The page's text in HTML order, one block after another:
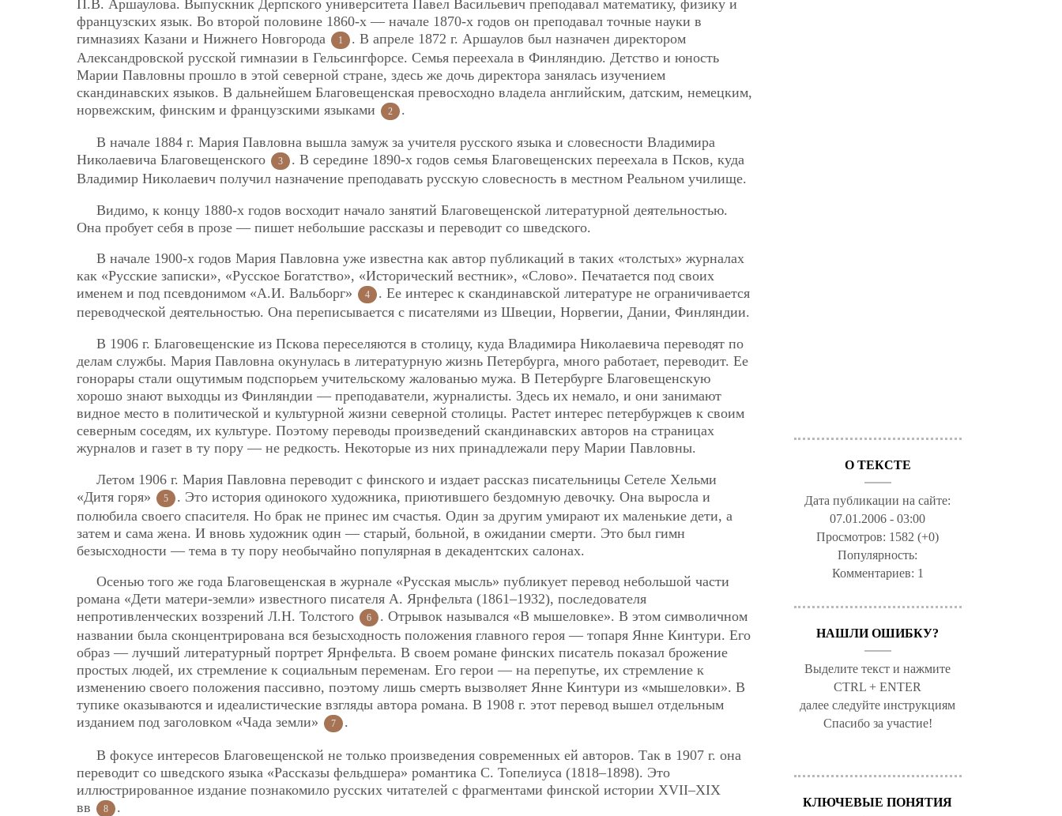
П.В. Аршаулова. Выпускник Дерпского университета Павел Васильевич преподавал математику, физику и
французских язык. Во второй половине 1860-х — начале 1870-х годов он преподавал точные науки в
гимназиях Казани и Нижнего Новгорода
1
. В апреле 1872 г. Аршаулов был назначен директором
Александровской русской гимназии в Гельсингфорсе. Семья переехала в Финляндию. Детство и юность
Марии Павловны прошло в этой северной стране, здесь же дочь директора занялась изучением
скандинавских языков. В дальнейшем Благовещенская превосходно владела английским, датским, немецким,
норвежским, финским и французскими языками
2 .
В начале 1884 г. Мария Павловна вышла замуж за учителя русского языка и словесности Владимира
Николаевича Благовещенского
3 . В середине 1890-х годов семья Благовещенских переехала в Псков, куда
Владимир Николаевич получил назначение преподавать русскую словесность в местном Реальном училище.
Видимо, к концу 1880-х годов восходит начало занятий Благовещенской литературной деятельностью.
Она пробует себя в прозе — пишет небольшие рассказы и переводит со шведского.
В начале 1900-х годов Мария Павловна уже известна как автор публикаций в таких «толстых» журналах
как «Русские записки», «Русское Богатство», «Исторический вестник», «Слово». Печатается под своих
именем и под псевдонимом «А.И. Вальборг»
4
. Ее интерес к скандинавской литературе не ограничивается
переводческой деятельностью. Она переписывается с писателями из Швеции, Норвегии, Дании, Финляндии.
В 1906 г. Благовещенские из Пскова переселяются в столицу, куда Владимира Николаевича переводят по
делам службы. Мария Павловна окунулась в литературную жизнь Петербурга, много работает, переводит. Ее
гонорары стали ощутимым подспорьем учительскому жалованью мужа. В Петербурге Благовещенскую
хорошо знают выходцы из Финляндии — преподаватели, журналисты. Здесь их немало, и они занимают
видное место в политической и культурной жизни северной столицы. Растет интерес петербуржцев к своим
северным соседям, их культуре. Поэтому переводы произведений скандинавских авторов на страницах
журналов и газет в ту пору — не редкость. Некоторые из них принадлежали перу Марии Павловны.
Летом 1906 г. Мария Павловна переводит с финского и издает рассказ писательницы Сетеле Хельми
«Дитя горя»
5
. Это история одинокого художника, приютившего бездомную девочку. Она выросла и
полюбила своего спасителя. Но брак не принес им счастья. Один за другим умирают их маленькие дети, а
затем и сама жена. И вновь художник один — старый, больной, в ожидании смерти. Это был гимн
безысходности — тема в ту пору необычайно популярная в декадентских салонах.
Осенью того же года Благовещенская в журнале «Русская мысль» публикует перевод небольшой части
романа «Дети матери-земли» известного писателя А. Ярнфельта (1861–1932), последователя
непротивленческих воззрений Л.Н. Толстого
6
. Отрывок назывался «В мышеловке». В этом символичном
названии была сконцентрирована вся безысходность положения главного героя — топаря Янне Кинтури. Его
образ — лучший литературный портрет Ярнфельта. В своем романе финских писатель показал брожение
простых людей, их стремление к социальным переменам. Его герои — на перепутье, их стремление к
изменению своего положения пассивно, поэтому лишь смерть вызволяет Янне Кинтури из «мышеловки». В
тупике оказываются и идеалистические взгляды автора романа. В 1908 г. этот перевод вышел отдельным
изданием под заголовком «Чада земли»
7 .
В фокусе интересов Благовещенской не только произведения современных ей авторов. Так в 1907 г. она
переводит со шведского языка «Рассказы фельдшера» романтика С. Топелиуса (1818–1898). Это
иллюстрированное издание познакомило русских читателей с фрагментами финской истории XVII–XIX
вв
8 .
О ТЕКСТЕ
Дата публикации на сайте:
07.01.2006 - 03:00
Просмотров: 1582 (+0)
Популярность:
Комментариев: 1
НАШЛИ ОШИБКУ?
Выделите текст и нажмите
CTRL + ENTER
далее следуйте инструкциям
Спасибо за участие!
КЛЮЧЕВЫЕ ПОНЯТИЯ